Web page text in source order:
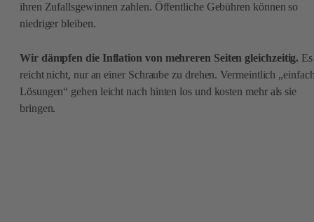
ihren Zufallsgewinnen zahlen. Öffentliche Gebühren können so
niedriger bleiben.
Wir dämpfen die Inflation von mehreren Seiten gleichzeitig. Es
reicht nicht, nur an einer Schraube zu drehen. Vermeintlich
Lösungen“ gehen leicht nach hinten los und kosten mehr als sie
bringen.